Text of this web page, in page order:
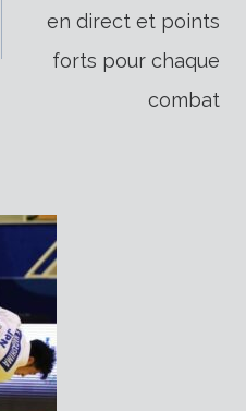
en direct et points
forts pour chaque
combat